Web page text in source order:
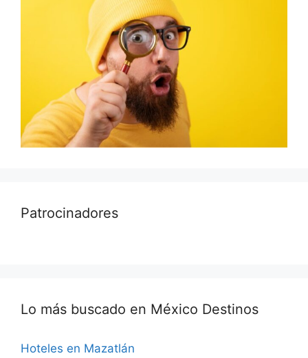
Patrocinadores
Lo más buscado en México Destinos
Hoteles en Mazatlán